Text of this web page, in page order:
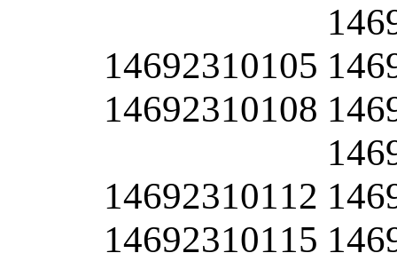
14692310105
14692310108
14692310112
14692310115